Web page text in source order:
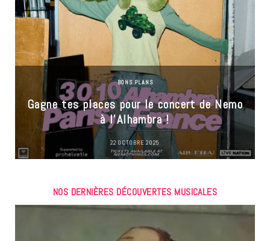
BONS PLANS
Gagne tes places pour le concert de Nemo
à l’Alhambra !
22 OCTOBRE 2025
NOS DERNIÈRES DÉCOUVERTES MUSICALES